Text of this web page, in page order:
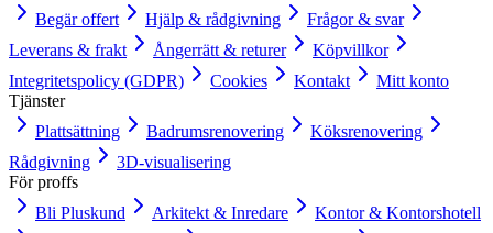
Begär offert
Hjälp & rådgivning
Frågor & svar
Leverans & frakt
Ångerrätt & returer
Köpvillkor
Integritetspolicy (GDPR)
Cookies Kontakt
Mitt konto
Tjänster
Plattsättning
Badrumsrenovering
Köksrenovering
Rådgivning
3D-visualisering
För proffs
Bli Pluskund
Arkitekt & Inredare
Kontor & Kontorshotell